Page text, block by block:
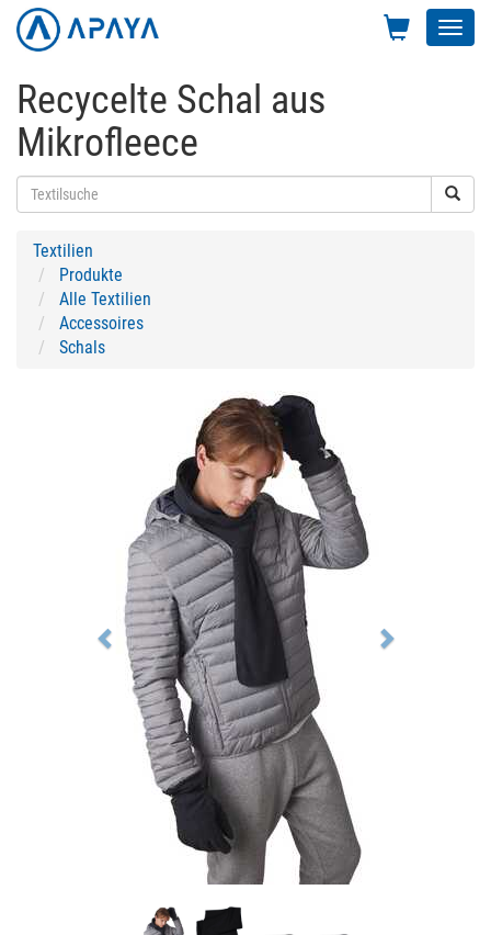
Recycelte Schal aus
Mikrofleece
Textilien
Produkte
Alle Textilien
Accessoires
Schals
Previous